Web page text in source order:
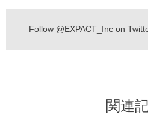
Follow @EXPACT_Incon
関連